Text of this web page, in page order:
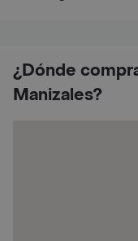
¿Dónde
Manizales?